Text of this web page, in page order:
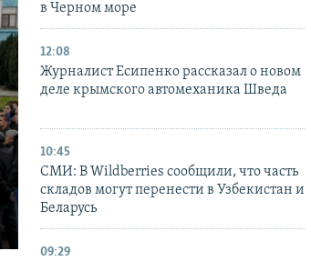
в Черном море
12:08
Журналист Есипенко рассказал о новом
деле крымского автомеханика Шведа
10:45
СМИ: В Wildberries сообщили, что часть
складов могут перенести в Узбекистан и
Беларусь
09:29